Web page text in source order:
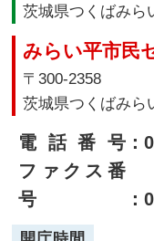
茨城県つくばみら
みらい平市民
〒300-2358
茨城県つくばみら
電話番号：
ファクス番
号